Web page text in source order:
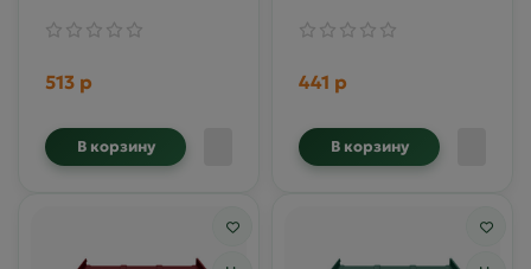
513 р
В корзину
441 р
В корзину